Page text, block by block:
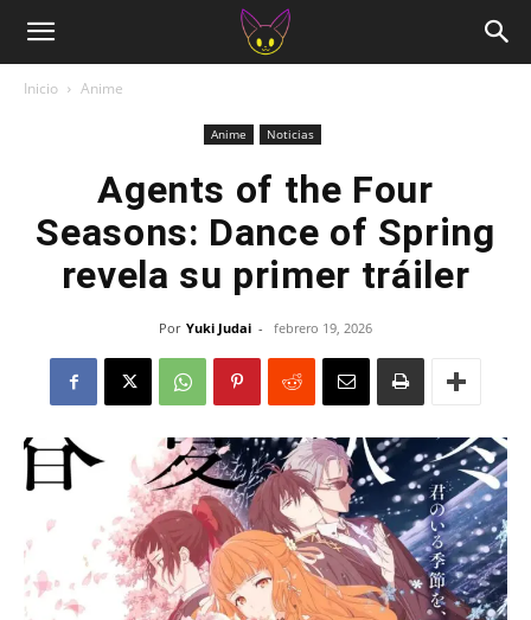
Inicio Anime
Anime Noticias
Agents of the Four
Seasons: Dance of Spring
revela su primer tráiler
Por Yuki Judai - febrero 19, 2026